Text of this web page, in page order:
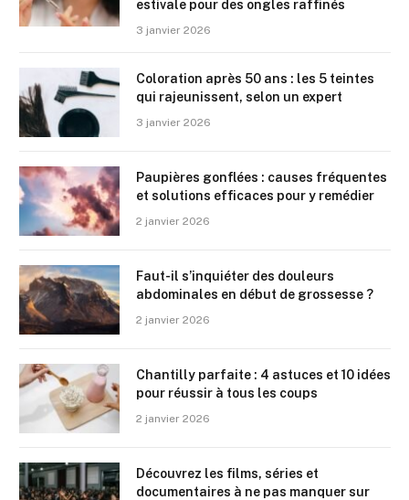
estivale pour des ongles raffinés
3 janvier 2026
Coloration après 50 ans : les 5 teintes
qui rajeunissent, selon un expert
3 janvier 2026
Paupières gonflées : causes fréquentes
et solutions efficaces pour y remédier
2 janvier 2026
Faut-il s’inquiéter des douleurs
abdominales en début de grossesse ?
2 janvier 2026
Chantilly parfaite : 4 astuces et 10 idées
pour réussir à tous les coups
2 janvier 2026
Découvrez les films, séries et
documentaires à ne pas manquer sur